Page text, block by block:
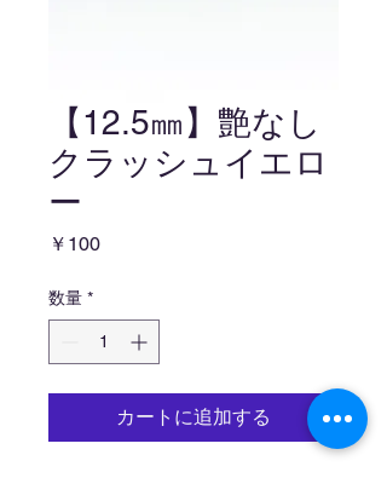
【12.5㎜】艶なし
クラッシュイエロ
ー
￥100価
数量 *
カートに追加する